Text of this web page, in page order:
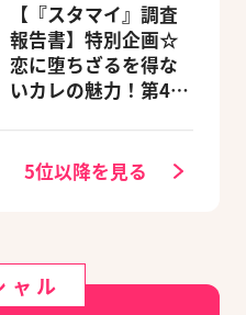
【『スタマイ』調査
報告書】特別企画☆
恋に堕ちざるを得な
いカレの魅力！第4
5位以降を見る
ャル